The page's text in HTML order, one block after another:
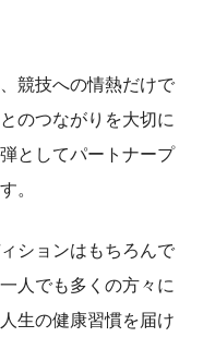
競技への情熱だけで
のつながりを大切に
としてパートナープ
。
ションはもちろんで
人でも多くの方々に
生の健康習慣を届け